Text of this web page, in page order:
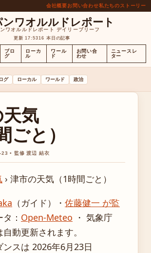
会社概要お問い合わせ私たちのストーリー
ワオルルドレポート
ワオルルドレポート デイリーブリーフ
更新 17:5316 本日の記事
ブロ
グ
ローカ
ル
ワール
ド
お問い合
わせ
ニュースレ
ター
グ ローカル ワールド 政治
気
ごと）
• 監修 渡辺 結衣
› 津市の天気（1時間ごと）
（ガイド） ・ 佐藤健一 が監
： Open-Meteo ・ 気象庁
動更新されます。
スは 2026年6月23日